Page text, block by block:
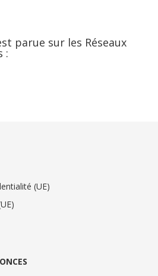
parue sur les Réseaux
:
(UE)